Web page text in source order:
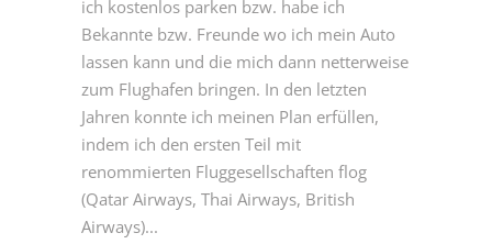
ich kostenlos parken bzw. habe ich
Bekannte bzw. Freunde wo ich mein Auto
lassen kann und die mich dann netterweise
zum Flughafen bringen. In den letzten
Jahren konnte ich meinen Plan erfüllen,
indem ich den ersten Teil mit
renommierten Fluggesellschaften flog
(Qatar Airways, Thai Airways, British
Airways)...